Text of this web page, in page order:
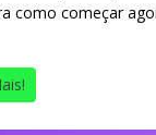
como começar